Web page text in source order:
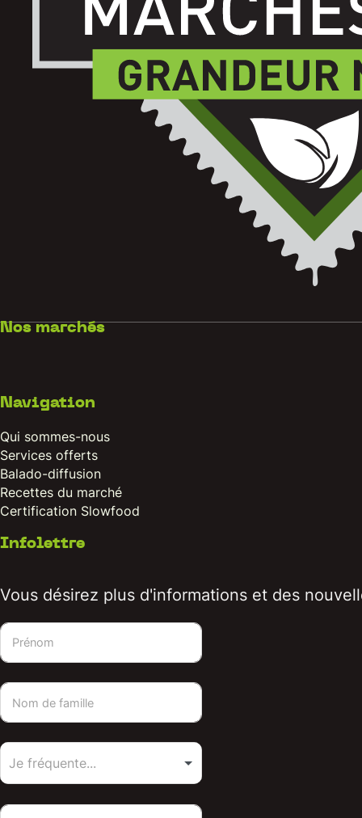
Nos marchés
Navigation
Qui sommes-nous
Services offerts
Balado-diffusion
Recettes du marché
Certification Slowfood
Infolettre
Vous désirez plus d'informations et des